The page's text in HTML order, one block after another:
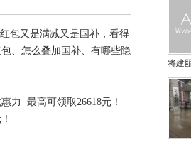
包又是满减又是国补，看得
、怎么叠加国补、有哪些隐
力 最高可领取26618元！
将建